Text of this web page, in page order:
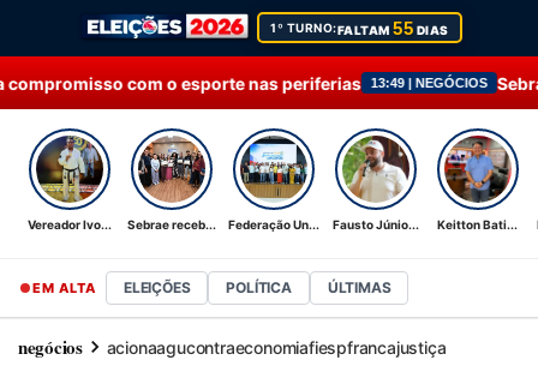
1º TURNO:FALTAM55 DIAS
esporte nas periferias 13:49 | NEGÓCIOS Sebrae recebe Moção
Vereador Ivo... Sebrae receb... Federação Un... Fausto Júnio... Keitton Bati...
EM ALTA ELEIÇÕES POLÍTICA ÚLTIMAS
negócios acionaagucontraeconomiafiespfrancajustiça